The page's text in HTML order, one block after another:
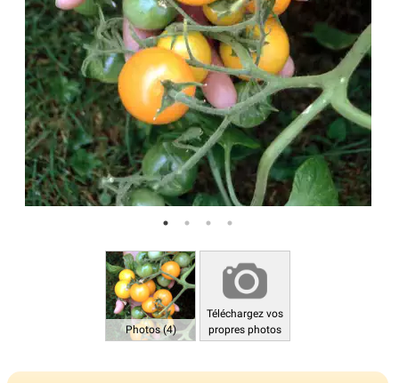
Photos (4)
Téléchargez vos
propres photos